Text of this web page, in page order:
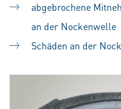
abgebrochene
an der Nockenwelle
Schäden an der